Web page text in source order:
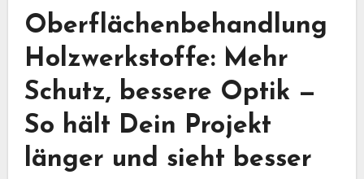
Oberflächenbehandlung
Holzwerkstoffe: Mehr
Schutz, bessere Optik —
So hält Dein Projekt
länger und sieht besser